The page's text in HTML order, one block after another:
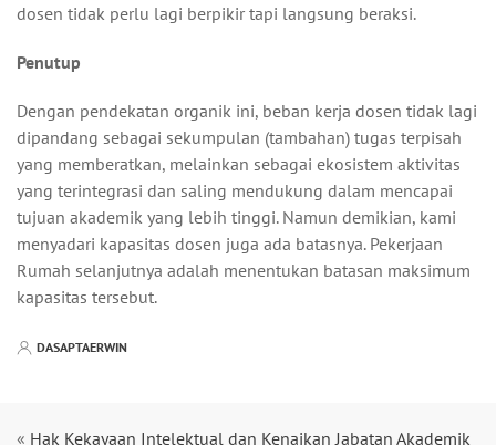
dosen tidak perlu lagi berpikir tapi langsung beraksi.
Penutup
Dengan pendekatan organik ini, beban kerja dosen tidak lagi
dipandang sebagai sekumpulan (tambahan) tugas terpisah
yang memberatkan, melainkan sebagai ekosistem aktivitas
yang terintegrasi dan saling mendukung dalam mencapai
tujuan akademik yang lebih tinggi. Namun demikian, kami
menyadari kapasitas dosen juga ada batasnya. Pekerjaan
Rumah selanjutnya adalah menentukan batasan maksimum
kapasitas tersebut.
DASAPTAERWIN
« Hak Kekayaan Intelektual dan Kenaikan Jabatan Akademik